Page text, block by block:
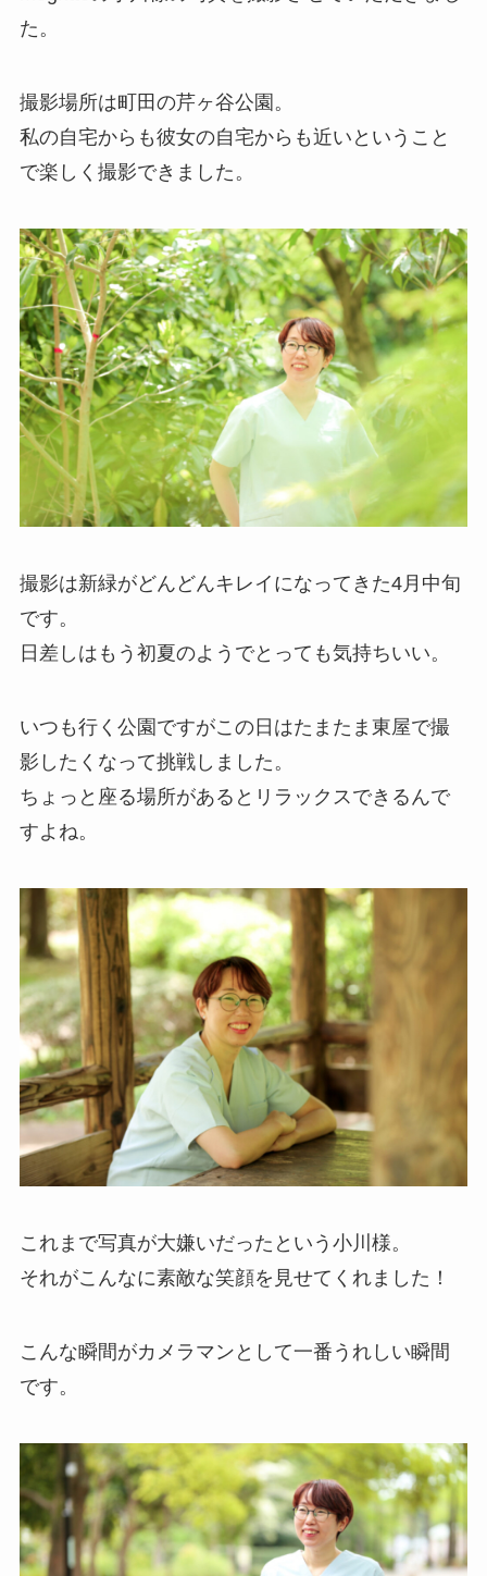
た。
撮影場所は町田の芹ヶ谷公園。
私の自宅からも彼女の自宅からも近いということ
で楽しく撮影できました。
撮影は新緑がどんどんキレイになってきた4月中旬
です。
日差しはもう初夏のようでとっても気持ちいい。
いつも行く公園ですがこの日はたまたま東屋で撮
影したくなって挑戦しました。
ちょっと座る場所があるとリラックスできるんで
すよね。
これまで写真が大嫌いだったという小川様。
それがこんなに素敵な笑顔を見せてくれました！
こんな瞬間がカメラマンとして一番うれしい瞬間
です。